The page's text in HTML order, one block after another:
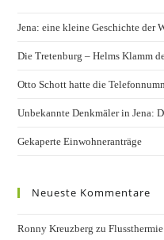
Jena: eine kleine Geschichte der
Die Tretenburg – Helms Klamm
Otto Schott hatte die
Unbekannte Denkmäler in Jena:
Gekaperte Einwohneranträge
Neueste Kommentare
Ronny Kreuzberg zu